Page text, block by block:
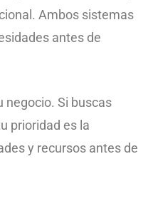
Ambos sistemas
antes de
negocio. Si buscas
prioridad es la
y recursos antes de